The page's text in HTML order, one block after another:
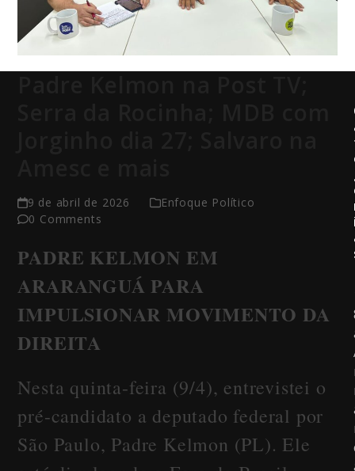
9 de abril de 2026
Enfoque Político
0 Comments
PADRE KELMON EM
ARARANGUÁ PARA
IMPULSIONAR MOVIMENTO DA
DIREITA
Nesta quinta-feira (9/4), entrevistei o
pré-candidato a deputado federal por
São Paulo, Padre Kelmon (PL). Ele